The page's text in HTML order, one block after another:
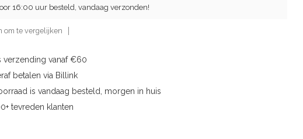
16:00 uur besteld, vandaag verzonden!
om te vergelijken
verzending vanaf €60
betalen via Billink
is vandaag besteld, morgen in huis
tevreden klanten